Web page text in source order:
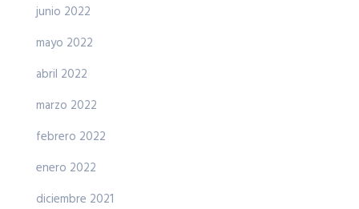
junio 2022
mayo 2022
abril 2022
marzo 2022
febrero 2022
enero 2022
diciembre 2021